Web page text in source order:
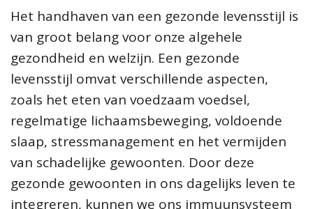
Het handhaven van een gezonde levensstijl is
van groot belang voor onze algehele
gezondheid en welzijn. Een gezonde
levensstijl omvat verschillende aspecten,
zoals het eten van voedzaam voedsel,
regelmatige lichaamsbeweging, voldoende
slaap, stressmanagement en het vermijden
van schadelijke gewoonten. Door deze
gezonde gewoonten in ons dagelijks leven te
integreren, kunnen we ons immuunsysteem